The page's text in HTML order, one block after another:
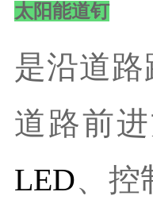
English
日
本
太阳能道钉
是沿道
道路前
LED、控